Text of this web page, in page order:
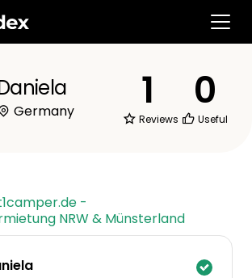
Germany 1
Reviews
0
Useful
-
NRW & Münsterland